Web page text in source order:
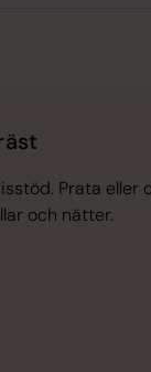
Prata eller
och nätter.